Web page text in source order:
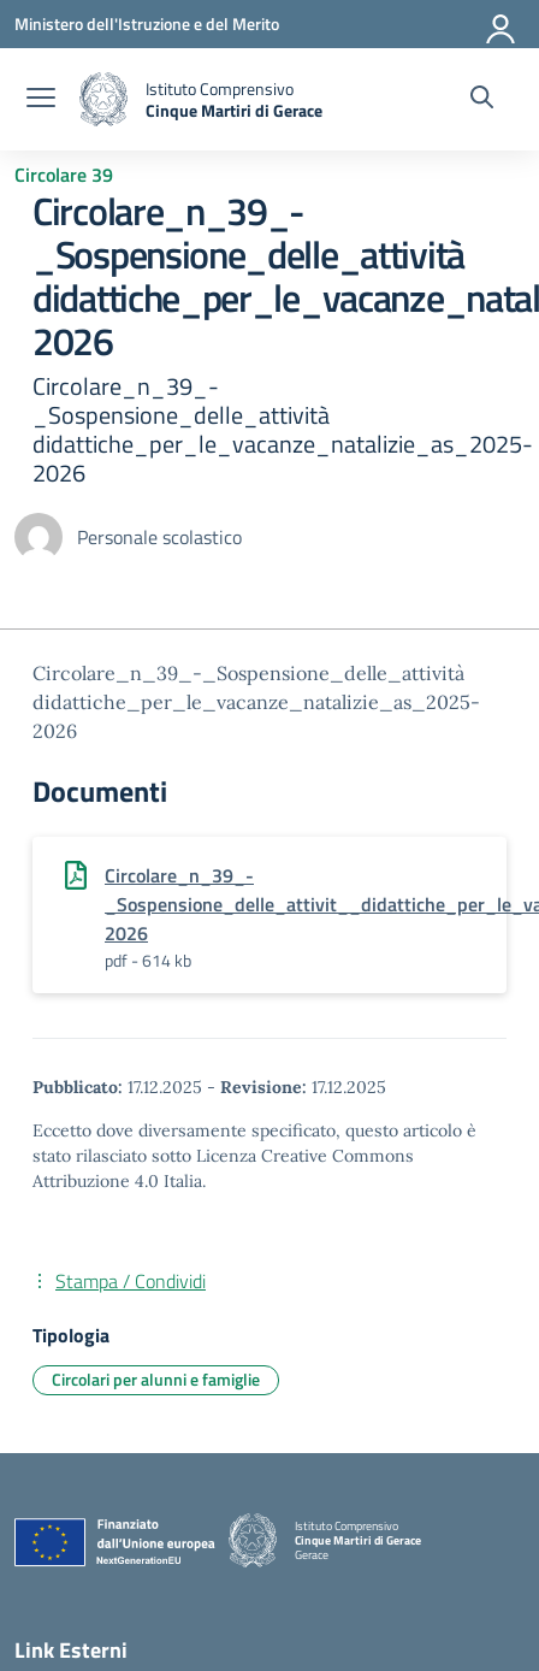
Vai ai contenuti
Vai al menu di navigazione
Vai al footer
Ministero dell'Istruzione e del Merito
Istituto Comprensivo
Cinque Martiri di Gerace
Circolare 39
Circolare_n_39_-
_Sospensione_delle_attività
2026
Circolare_n_39_-
_Sospensione_delle_attività
didattiche_per_le_vacanze_natalizie_as_2025-
2026
Personale scolastico
Circolare_n_39_-_Sospensione_delle_attività
didattiche_per_le_vacanze_natalizie_as_2025-
2026
Documenti
Circolare_n_39_-
2026
pdf - 614 kb
Pubblicato: 17.12.2025 - Revisione: 17.12.2025
Eccetto dove diversamente specificato, questo articolo è
stato rilasciato sotto Licenza Creative Commons
Attribuzione 4.0 Italia.
Stampa / Condividi
Tipologia
Circolari per alunni e famiglie
Istituto Comprensivo
Cinque Martiri di Gerace
Gerace
Link Esterni